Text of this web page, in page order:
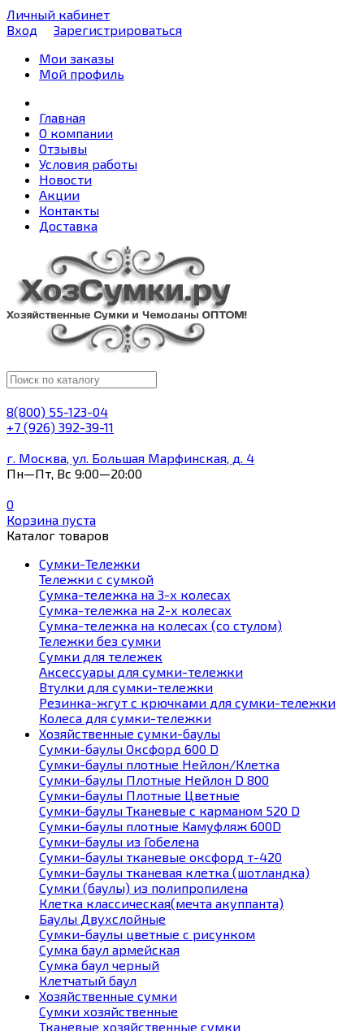
Личный кабинет
Вход
Зарегистрироваться
Мои заказы
Мой профиль
Главная
О компании
Отзывы
Условия работы
Новости
Акции
Контакты
Доставка
8(800) 55-123-04
+7 (926) 392-39-11
г. Москва, ул. Большая Марфинская, д. 4
Пн—Пт, Вс 9:00—20:00
0
Корзина пуста
Каталог товаров
Сумки-Тележки
Тележки с сумкой
Сумка-тележка на 3-х колесах
Сумка-тележка на 2-х колесах
Сумка-тележка на колесах (со стулом)
Тележки без сумки
Сумки для тележек
Аксессуары для сумки-тележки
Втулки для сумки-тележки
Резинка-жгут с крючками для сумки-тележки
Колеса для сумки-тележки
Хозяйственные сумки-баулы
Сумки-баулы Оксфорд 600 D
Сумки-баулы плотные Нейлон/Клетка
Сумки-баулы Плотные Нейлон D 800
Сумки-баулы Плотные Цветные
Сумки-баулы Тканевые с карманом 520 D
Сумки-баулы плотные Камуфляж 600D
Сумки-баулы из Гобелена
Сумки-баулы тканевые оксфорд т-420
Сумки-баулы тканевая клетка (шотландка)
Сумки (баулы) из полипропилена
Клетка классическая(мечта акуппанта)
Баулы Двухслойные
Сумки-баулы цветные с рисунком
Сумка баул армейская
Сумка баул черный
Клетчатый баул
Хозяйственные сумки
Сумки хозяйственные
Тканевые хозяйственные сумки